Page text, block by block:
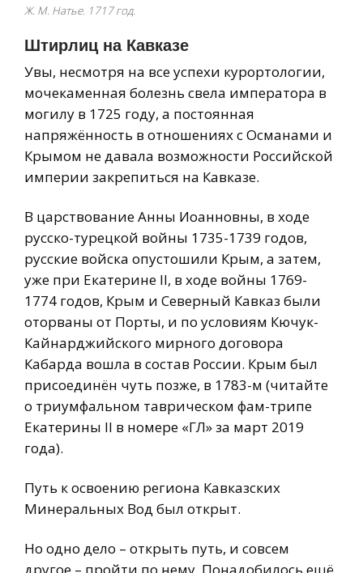
Ж. М. Натье. 1717 год.
Штирлиц на Кавказе
Увы, несмотря на все успехи курортологии,
мочекаменная болезнь свела императора в
могилу в 1725 году, а постоянная
напряжённость в отношениях с Османами и
Крымом не давала возможности Российской
империи закрепиться на Кавказе.
В царствование Анны Иоанновны, в ходе
русско-турецкой войны 1735-1739 годов,
русские войска опустошили Крым, а затем,
уже при Екатерине II, в ходе войны 1769-
1774 годов, Крым и Северный Кавказ были
оторваны от Порты, и по условиям Кючук-
Кайнарджийского мирного договора
Кабарда вошла в состав России. Крым был
присоединён чуть позже, в 1783-м (читайте
о триумфальном таврическом фам-трипе
Екатерины II в номере «ГЛ» за март 2019
года).
Путь к освоению региона Кавказских
Минеральных Вод был открыт.
Но одно дело – открыть путь, и совсем
другое – пройти по нему. Понадобилось ещё